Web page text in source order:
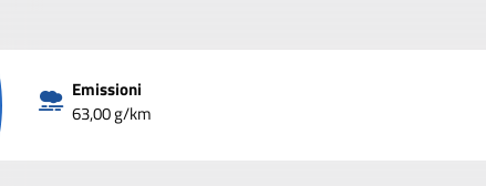
Emissioni
63,00 g/km